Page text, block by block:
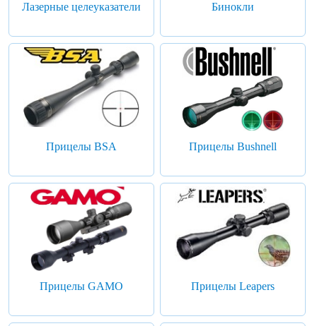
Лазерные целеуказатели Бинокли
Прицелы BSA Прицелы Bushnell
Прицелы GAMO Прицелы Leapers